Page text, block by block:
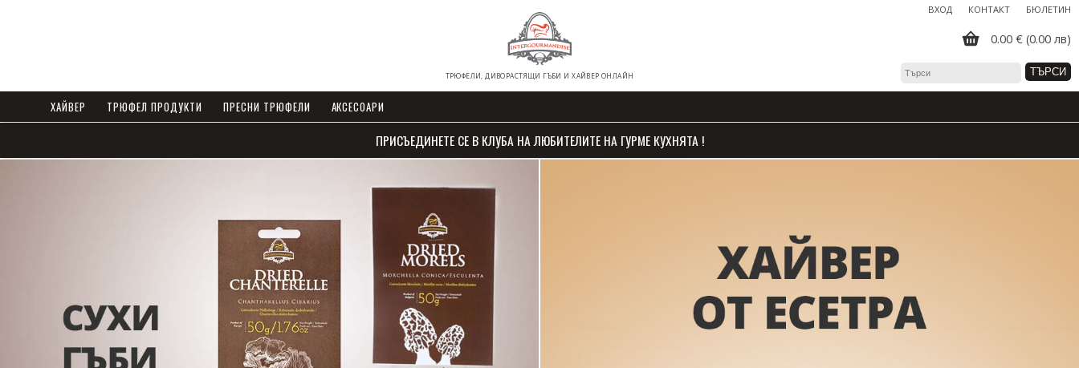
ВХОД КОНТАКТ БЮЛЕТИН
0.00 € (0.00 лв)
ТРЮФЕЛИ, ДИВОРАСТЯЩИ ГЪБИ И ХАЙВЕР ОНЛАЙН
ХАЙВЕР ТРЮФЕЛ ПРОДУКТИ ПРЕСНИ ТРЮФЕЛИ AКСЕСОАРИ
ПРИСЪЕДИНЕТЕ СЕ В КЛУБА НА ЛЮБИТЕЛИТЕ НА ГУРМЕ КУХНЯТА !